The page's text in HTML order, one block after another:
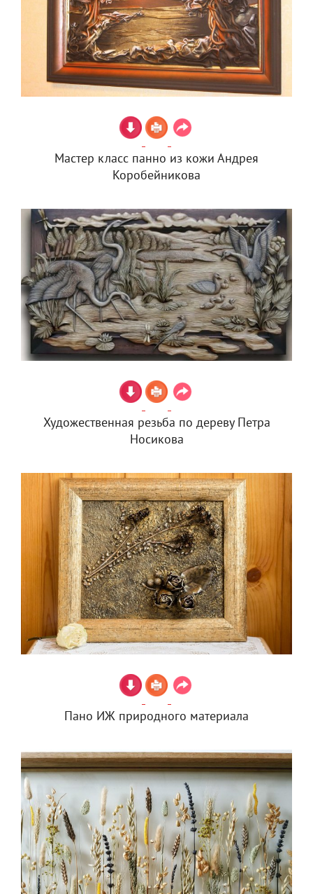
Мастер класс панно из кожи Андрея
Коробейникова
Художественная резьба по дереву Петра
Носикова
Пано ИЖ природного материала